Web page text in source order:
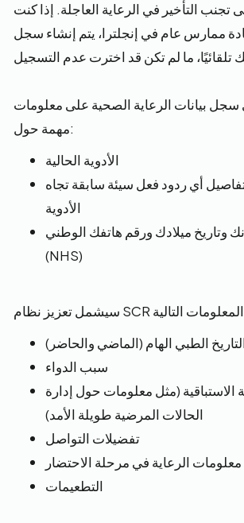
تجنب التأخير في الرعاية العاجلة. إذا كنت
ممارس عام في إنجلترا، يتم إنشاء سجل
سجل بيانات الرعاية الصحية على معلومات
مهمة حول:
الأدوية الحالية
أي ردود فعل سيئة سابقة تجاه
الأدوية
وتاريخ ميلادك ورقم هاتفك الوطني
(NHS)
الطبي الهام (الماضي والحاضر)
سبب الدواء
الاستباقية (مثل معلومات حول إدارة
الحالات المرضية طويلة الأمد)
تفضيلات التواصل
معلومات الرعاية في مرحلة الاحتضار
التطعيمات